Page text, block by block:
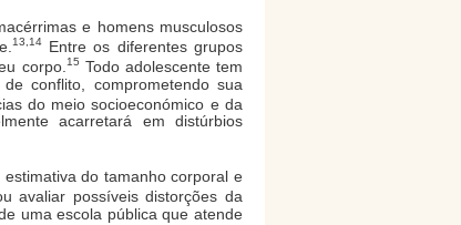
e homens musculosos
13,14Entre os diferentes grupos
corpo. 15 Todo adolescente tem
conflito, comprometendo sua
do meio socioeconómico e da
acarretará em distúrbios
do tamanho corporal e
avaliar possíveis distorções da
uma escola pública que atende